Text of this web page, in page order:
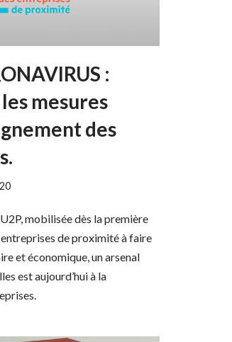
:
mesures
des
mobilisée dès la première
de proximité à faire
et économique, un arsenal
est aujourd’hui à la